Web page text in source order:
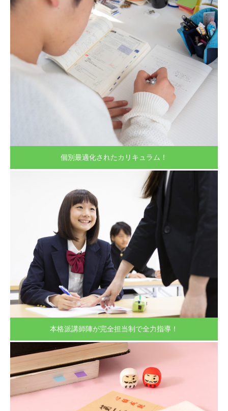
個別最適化されたカリキュラム！
本格派講師陣が完全担当制で全力指導！